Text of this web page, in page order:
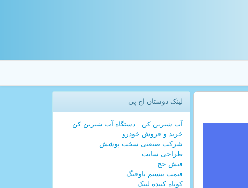
لینک دوستان اچ پی
آب شیرین کن - دستگاه آب شیرین کن
خرید و فروش خودرو
شرکت صنعتی سخت پوشش
طراحی سایت
فیش حج
قیمت بیسیم باوفنگ
کوتاه کننده لینک